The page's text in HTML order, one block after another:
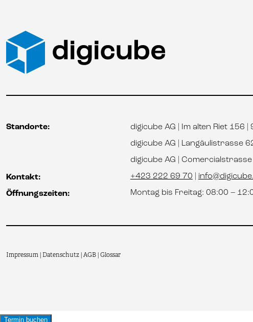
Standorte:
Kontakt:
Öffnungszeiten:
digicube AG | Im alten Riet 156 |
digicube AG | Langäulistrasse
digicube AG |
+423 222 69 70
Montag bis Freitag: 08:00 –
Impressum Datenschutz AGB Glossar